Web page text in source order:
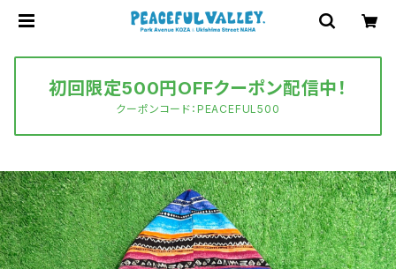
初回限定500円OFFクーポン配信中！
クーポンコード：PEACEFUL500